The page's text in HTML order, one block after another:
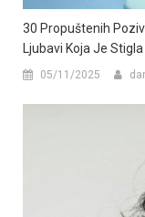
30 Propuštenih
Ljubavi Koja Je
05/11/2025